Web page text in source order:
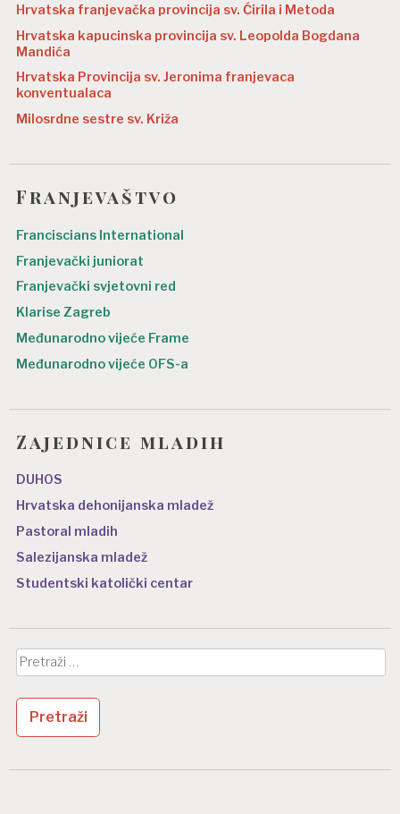
Hrvatska franjevačka provincija sv. Ćirila i Metoda
Hrvatska kapucinska provincija sv. Leopolda Bogdana
Mandića
Hrvatska Provincija sv. Jeronima franjevaca
konventualaca
Milosrdne sestre sv. Križa
Franjevaštvo
Franciscians International
Franjevački juniorat
Franjevački svjetovni red
Klarise Zagreb
Međunarodno vijeće Frame
Međunarodno vijeće OFS-a
Zajednice mladih
DUHOS
Hrvatska dehonijanska mladež
Pastoral mladih
Salezijanska mladež
Studentski katolički centar
Pretraži: